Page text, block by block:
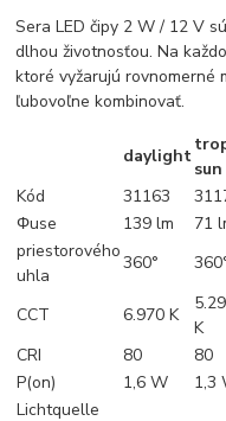
Sera LED čipy 2 W / 12 V
dlhou životnosťou. Na
ktoré vyžarujú rovnomerné
ľubovoľne kombinovať.
daylight
sun
Kód
31163
Φuse
139 lm 71
priestorového
uhla
360°
CCT 6.970 K
K
CRI
80
80
P(on)
1,6 W 1,3
Lichtquelle